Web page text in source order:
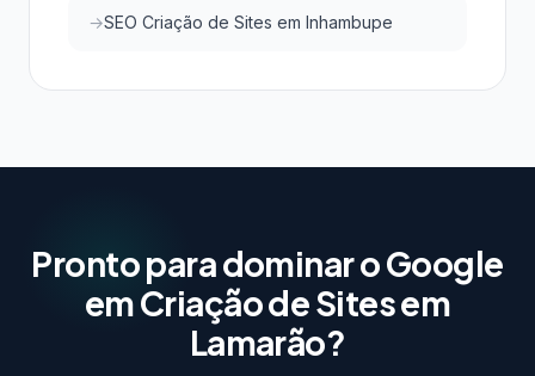
SEO Criação de Sites em Inhambupe
Pronto para dominar o Google
em Criação de Sites em
Lamarão?